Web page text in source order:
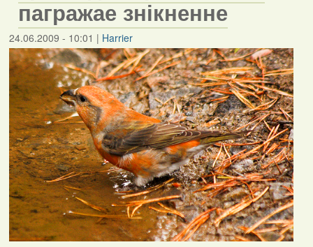
пагражае знікненне
24.06.2009 - 10:01 | Harrier